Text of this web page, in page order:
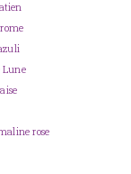
Lune
rose